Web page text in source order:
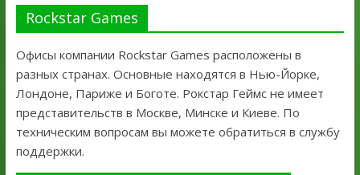
Rockstar Games
Офисы компании Rockstar Games расположены в
разных странах. Основные находятся в Нью-Йорке,
Лондоне, Париже и Боготе. Рокстар Геймс не имеет
представительств в Москве, Минске и Киеве. По
техническим вопросам вы можете обратиться в службу
поддержки.